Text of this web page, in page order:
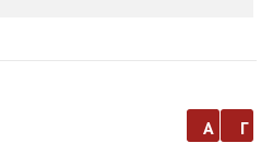
а г